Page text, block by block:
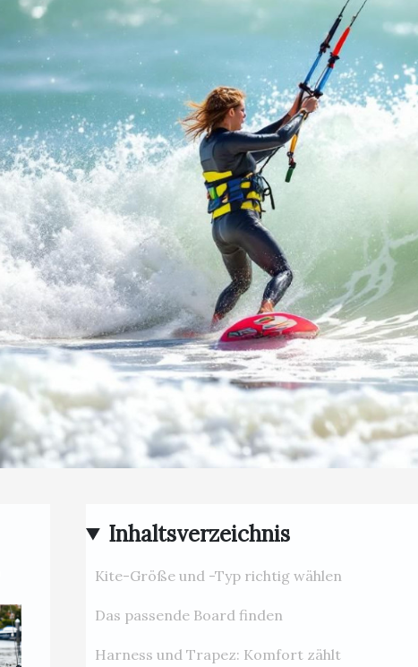
Inhaltsverzeichnis
Kite-Größe und -Typ richtig wählen
Das passende Board finden
Harness und Trapez: Komfort zählt